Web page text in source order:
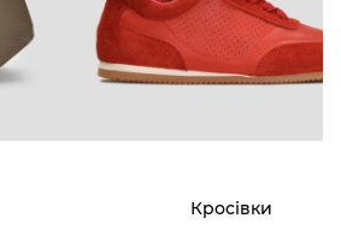
Кросівки
Мої перегляди